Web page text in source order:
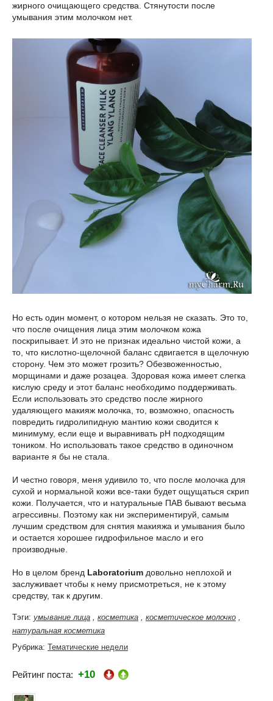
жирного очищающего средства. Стянутости после
умывания этим молочком нет.
Но есть один момент, о котором нельзя не сказать. Это то,
что после очищения лица этим молочком кожа
поскрипывает. И это не признак идеально чистой кожи, а
то, что кислотно-щелочной баланс сдвигается в щелочную
сторону. Чем это может грозить? Обезвоженностью,
морщинами и даже розацеа. Здоровая кожа имеет слегка
кислую среду и этот баланс необходимо поддерживать.
Если использовать это средство после жирного
удаляющего макияж молочка, то, возможно, опасность
повредить гидролипидную мантию кожи сводится к
минимуму, если еще и выравнивать рН подходящим
тоником. Но использовать такое средство в одиночном
варианте я бы не стала.
И честно говоря, меня удивило то, что после молочка для
сухой и нормальной кожи все-таки будет ощущаться скрип
кожи. Получается, что и натуральные ПАВ бывают весьма
агрессивны. Поэтому как ни экспериментируй, самым
лучшим средством для снятия макияжа и умывания было
и остается хорошее гидрофильное масло и его
производные.
Но в целом бренд Laboratorium довольно неплохой и
заслуживает чтобы к нему присмотреться, не к этому
средству, так к другим.
Тэги: умывание лица косметика косметическое молочко
натуральная косметика
Рубрика: Тематические недели
Рейтинг поста: +10